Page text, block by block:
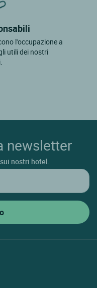
l'occupazione a
utili dei nostri
newsletter
nostri hotel.